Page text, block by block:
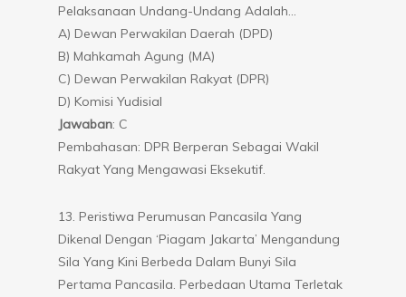
Pelaksanaan Undang-Undang Adalah…
A) Dewan Perwakilan Daerah (DPD)
B) Mahkamah Agung (MA)
C) Dewan Perwakilan Rakyat (DPR)
D) Komisi Yudisial
Jawaban: C
Pembahasan: DPR Berperan Sebagai Wakil
Rakyat Yang Mengawasi Eksekutif.
13. Peristiwa Perumusan Pancasila Yang
Dikenal Dengan ‘Piagam Jakarta’ Mengandung
Sila Yang Kini Berbeda Dalam Bunyi Sila
Pertama Pancasila. Perbedaan Utama Terletak